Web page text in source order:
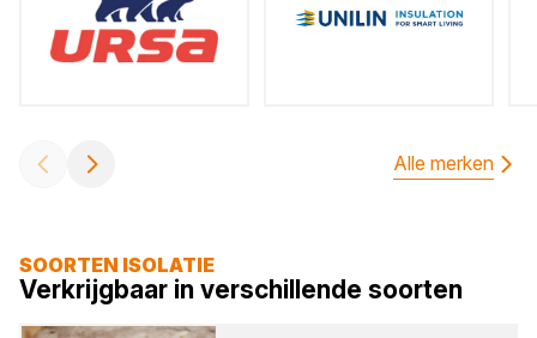
Alle merken
SOORTEN ISOLATIE
Verkrijgbaar in verschillende soorten